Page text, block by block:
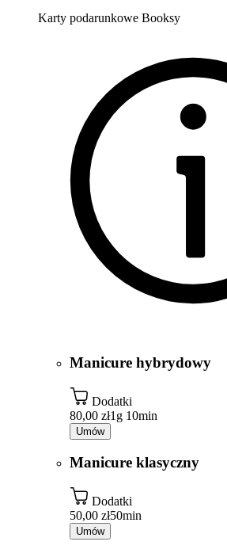
Karty podarunkowe Booksy
Manicure hybrydowy
Dodatki
80,00 zł1g 10min
Umów
Manicure klasyczny
Dodatki
50,00 zł50min
Umów